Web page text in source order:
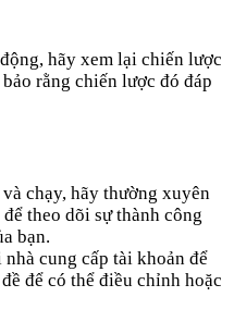
hãy xem lại chiến lược
rằng chiến lược đó đáp
chạy, hãy thường xuyên
theo dõi sự thành công
bạn.
cung cấp tài khoản để
để có thể điều chỉnh hoặc